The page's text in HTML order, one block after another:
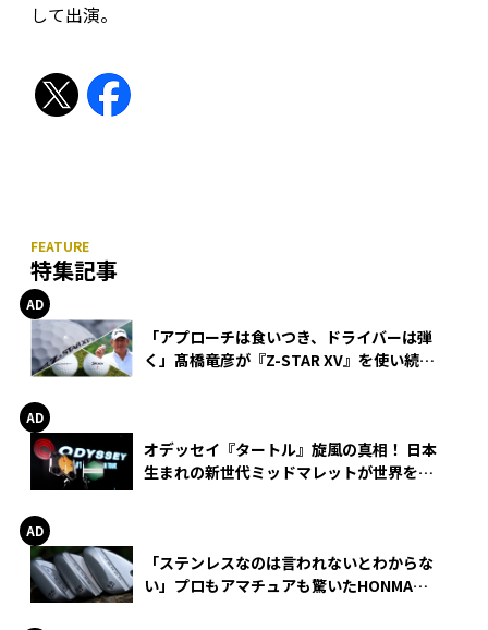
して出演。
特集記事
「アプローチは食いつき、ドライバーは弾
く」髙橋竜彦が『Z-STAR XV』を使い続け
オデッセイ『タートル』旋風の真相！ 日本
生まれの新世代ミッドマレットが世界を席
「ステンレスなのは言われないとわからな
い」プロもアマチュアも驚いたHONMA